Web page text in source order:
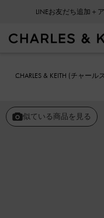
LINEお友だち追加＋
CHARLES & KEITH (チャー
似ている商品を見る